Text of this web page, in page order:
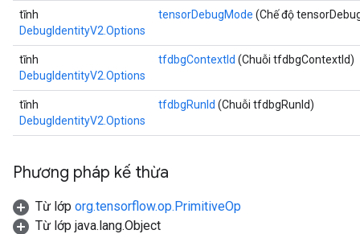
tĩnh
DebugIdentityV2.Options
tensorDebugMode (Chế độ
tĩnh
DebugIdentityV2.Options
tfdbgContextId (Chuỗi tfdbgContextId)
tĩnh
DebugIdentityV2.Options
tfdbgRunId (Chuỗi tfdbgRunId)
Phương pháp kế thừa
Từ lớp org.tensorflow.op.PrimitiveOp
Từ lớp java.lang.Object